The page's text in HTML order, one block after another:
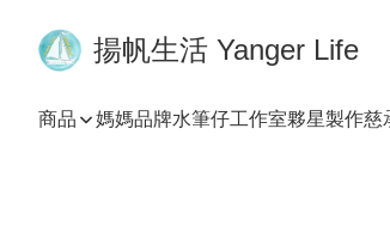
揚帆生活 Yanger Life
商品 媽媽品牌水筆仔工作室夥星製作慈